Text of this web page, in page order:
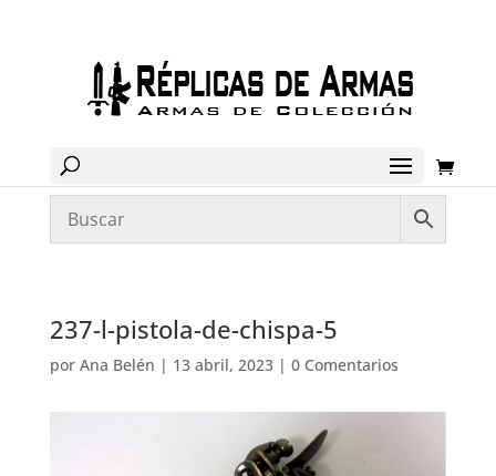
237-l-pistola-de-chispa-5
por Ana Belén | 13 abril, 2023| 0 Comentarios